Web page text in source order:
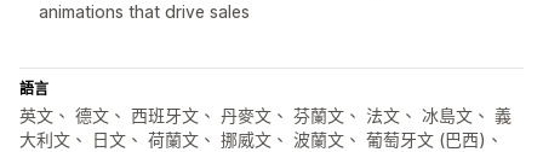
animations that drive sales
語言
英文、 德文、 西班牙文、 丹麥文、 芬蘭文、 法文、 冰島文、 義
大利文、 日文、 荷蘭文、 挪威文、 波蘭文、 葡萄牙文 (巴西)、